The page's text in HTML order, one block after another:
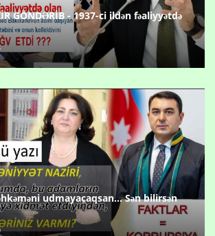
GÖNDƏRİB - 1937-ci ildən fəaliyyətdə
udmayacaqsan... Sən bilirsən